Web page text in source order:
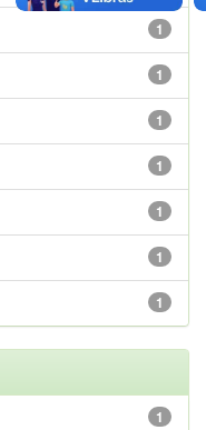
1
1
1
1
1
1
1
1